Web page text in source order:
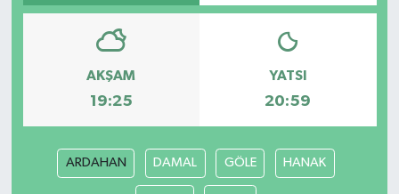
AKŞAM
19:25
YATSI
20:59
ARDAHAN DAMAL GÖLE HANAK